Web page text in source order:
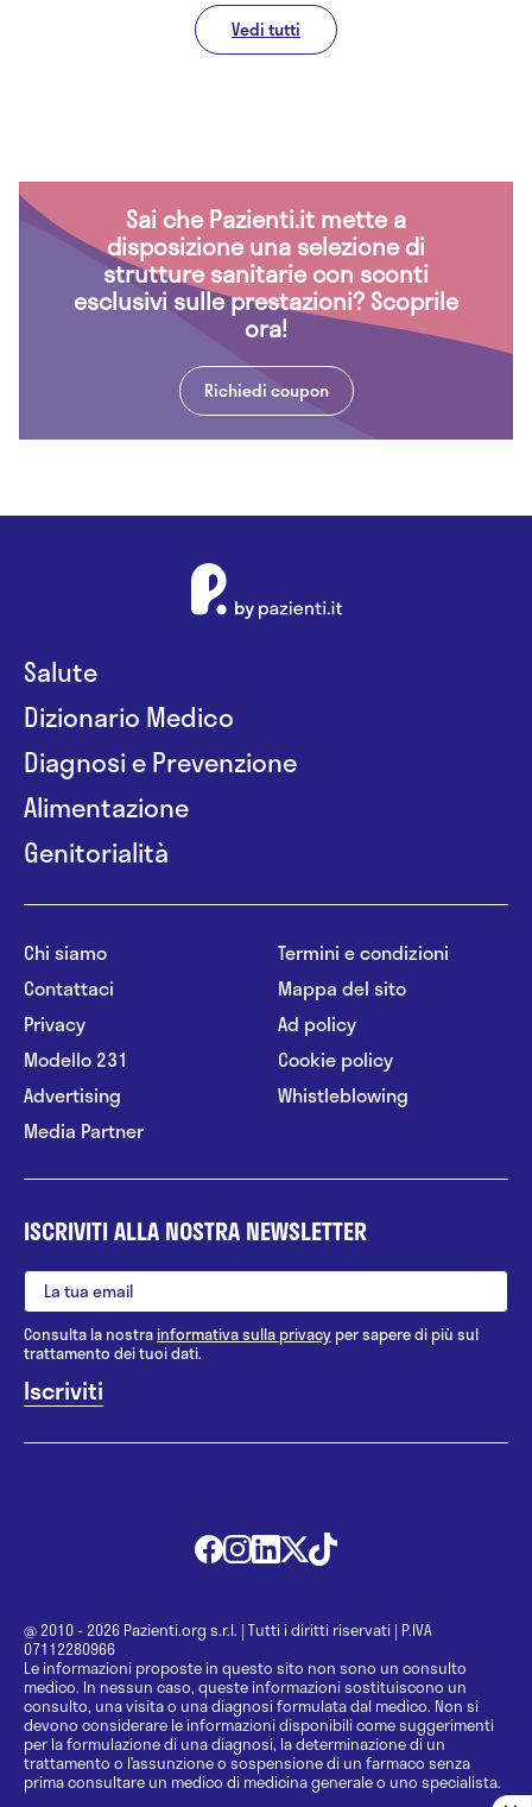
Vedi tutti
Sai che Pazienti.it mette a
disposizione una selezione di
strutture sanitarie con sconti
esclusivi sulle prestazioni? Scoprile
ora!
Richiedi coupon
Salute
Dizionario Medico
Diagnosi e Prevenzione
Alimentazione
Genitorialità
Chi siamo
Contattaci
Privacy
Modello 231
Advertising
Media Partner
Termini e condizioni
Mappa del sito
Ad policy
Cookie policy
Whistleblowing
ISCRIVITI ALLA NOSTRA NEWSLETTER
Consulta la nostrainformativa sulla privacy per sapere di più sul
trattamento dei tuoi dati.
@ 2010 - 2026 Pazienti.org s.r.l. | Tutti i diritti riservati | P.IVA
07112280966
Le informazioni proposte in questo sito non sono un consulto
medico. In nessun caso, queste informazioni sostituiscono un
consulto, una visita o una diagnosi formulata dal medico. Non si
devono considerare le informazioni disponibili come suggerimenti
per la formulazione di una diagnosi, la determinazione di un
trattamento o l’assunzione o sospensione di un farmaco senza
prima consultare un medico di medicina generale o uno specialista.